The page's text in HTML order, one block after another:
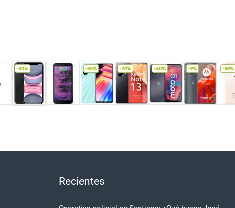
Recientes